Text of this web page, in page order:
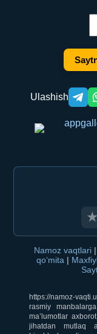
Ulashish
★
Namoz vaqtlari |
qo‘mita |
https://namoz-
rasmiy
ma’lumotlar
jihatdan mutlaq